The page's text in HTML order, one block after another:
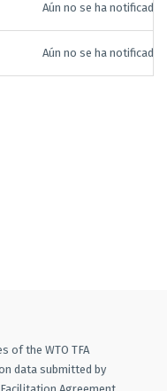
Aún no se ha notificado
Aún no se ha notificado
of the WTO TFA
data submitted by